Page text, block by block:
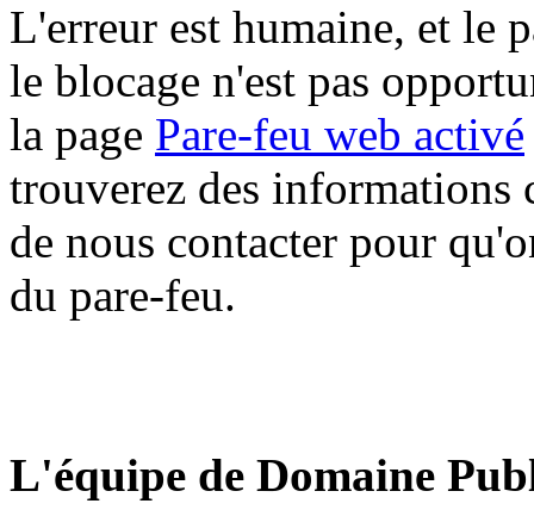
L'erreur est humaine, et le
le blocage n'est pas
la page Pare-feu web activé
trouverez des informations
de nous contacter pour
du pare-feu.
L'équipe de Domaine